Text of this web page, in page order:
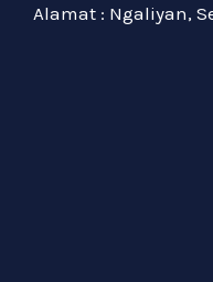
Alamat : Ngaliyan,